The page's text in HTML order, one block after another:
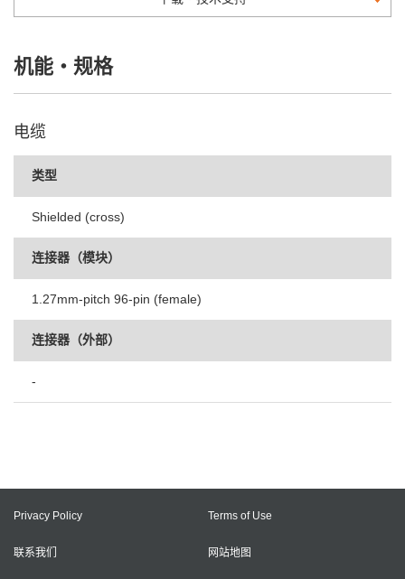
机能・规格
电缆
类型
Shielded (cross)
连接器（模块）
1.27mm-pitch 96-pin (female)
连接器（外部）
-
Privacy Policy Terms of Use
联系我们 网站地图